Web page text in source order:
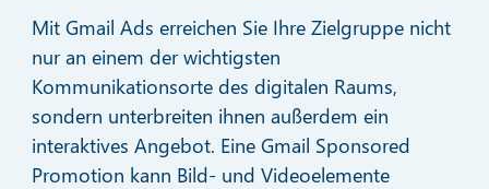
Mit Gmail Ads erreichen Sie Ihre Zielgruppe nicht
nur an einem der wichtigsten
Kommunikationsorte des digitalen Raums,
sondern unterbreiten ihnen außerdem ein
interaktives Angebot. Eine Gmail Sponsored
Promotion kann Bild- und Videoelemente